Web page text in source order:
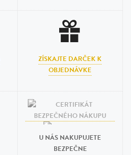
ZÍSKAJTE DARČEK K
OBJEDNÁVKE
U NÁS NAKUPUJETE
BEZPEČNE